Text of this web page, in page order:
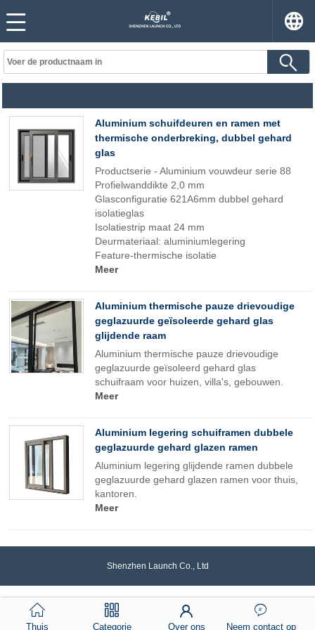
Aluminium schuifdeuren en ramen met
thermische onderbreking, dubbel gehard
glas
Productserie - Aluminium vouwdeur serie 88
Profielwanddikte 2,0 mm
Glasconfiguratie 621A6mm dubbel gehard
isolatieglas
Isolatiestrip maat 24 mm
Deurmateriaal: aluminiumlegering
Feature-thermische isolatie
Meer
Aluminium thermische pauze drievoudige
geglazuurde geïsoleerde gehard glas
glijdende raam
Aluminium thermische pauze drievoudige
geglazuurde geïsoleerd gehard glas
schuifraam voor huizen, villa's, gebouwen.
Meer
Aluminium legering schuiframen dubbele
geglazuurde gehard glazen ramen
Aluminium legering glijdende ramen dubbele
geglazuurde gehard glazen ramen voor thuis,
kantoren.
Meer
Shenzhen Launch Co., Ltd
Thuis Categorie Over ons Neem contact op